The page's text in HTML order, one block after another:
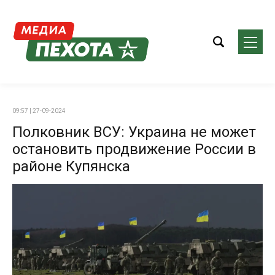
09:57 | 27-09-2024
Полковник ВСУ: Украина не может
остановить продвижение России в
районе Купянска